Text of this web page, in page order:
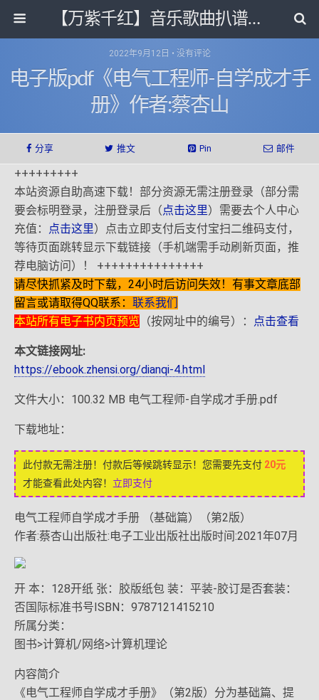
【万紫千红】音乐歌曲扒谱打带和电子书影视剧资源网
2022年9月12日 • 没有评论
电子版pdf《电气工程师-自学成才手
册》作者:蔡杏山
分享 推文 Pin 邮件
+++++++++
本站资源自助高速下载！部分资源无需注册登录（部分需
要会标明登录，注册登录后（点击这里）需要去个人中心
充值：
点击这里）点击立即支付后支付宝扫二维码支付，
等待页面跳转显示下载链接（手机端需手动刷新页面，推
荐电脑访问）！ +++++++++++++++
请尽快抓紧及时下载，24小时后访问失效！有事文章底部
留言或请取得QQ联系： 联系我们
本站所有电子书内页预览 （按网址中的编号）： 点击查看
本文链接网址:
https://ebook.zhensi.org/dianqi-4.html
文件大小：100.32 MB 电气工程师-自学成才手册.pdf
下载地址：
此付款无需注册！付款后等候跳转显示！您需要先支付 20元
才能查看此处内容！ 立即支付
电气工程师自学成才手册 （基础篇）（第2版）
作者:蔡杏山出版社:电子工业出版社出版时间:2021年07月
开 本：128开纸 张：胶版纸包 装：平装-胶订是否套装：
否国际标准书号ISBN：9787121415210
所属分类：
图书>计算机/网络>计算机理论
内容简介
《电气工程师自学成才手册》（第2版）分为基础篇、提